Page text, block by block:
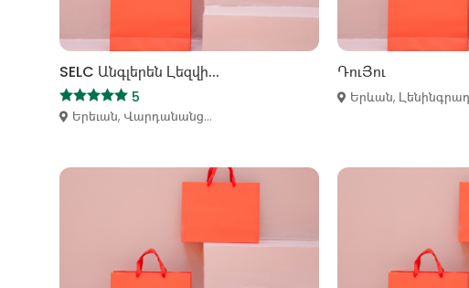
SELC Անգլերեն Լեզվի...
5
Երեւան, Վարդանանց...
ԴուՅու
Երևան,